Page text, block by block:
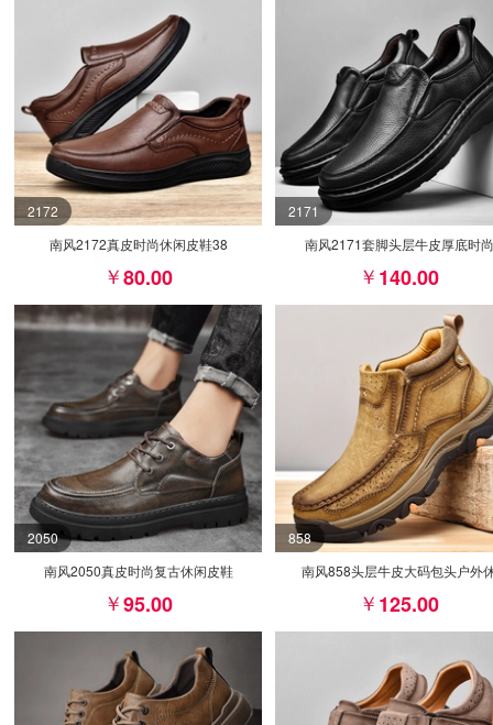
2172
南风2172真皮时尚休闲皮鞋38
80.00
2171
南风2171套脚头层牛皮厚底时尚
140.00
2050
南风2050真皮时尚复古休闲皮鞋
95.00
858
南风858头层牛皮大码包头户外
125.00